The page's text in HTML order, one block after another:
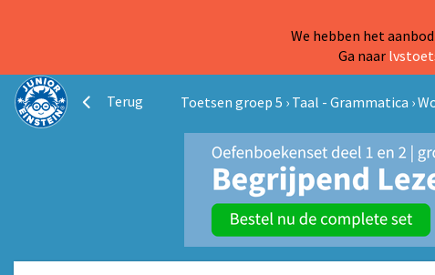
We hebben het
Ga naar
Terug Toetsen groep 5 › Taal - Grammatica ›